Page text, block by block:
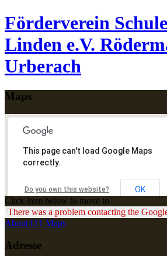
Förderverein
Linden e.V.
Urberach
Maps
This page can't load Google Maps
correctly.
Do you own this website? OK
Click item below to move to
There was a problem contacting the
About OT Maps
Adresse